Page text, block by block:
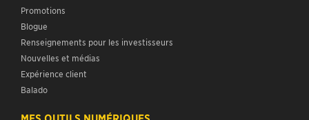
Promotions
Blogue
Renseignements pour les investisseurs
Nouvelles et médias
Expérience client
Balado